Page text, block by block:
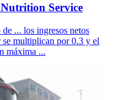
Service
... los ingresos netos
se multiplican por 0.3 y el
máxima ...